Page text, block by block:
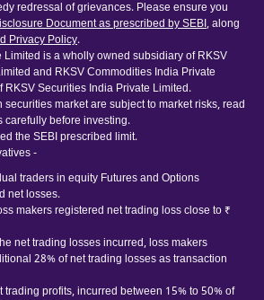
redressal of grievances. Please ensure you
Document as prescribed by SEBI, along
Privacy Policy.
Limited is a wholly owned subsidiary of RKSV
and RKSV Commodities India Private
RKSV Securities India Private Limited.
market are subject to market risks, read
carefully before investing.
the SEBI prescribed limit.
-
traders in equity Futures and Options
net losses.
makers registered net trading loss close to ₹
net trading losses incurred, loss makers
28% of net trading losses as transaction
trading profits, incurred between 15% to 50% of